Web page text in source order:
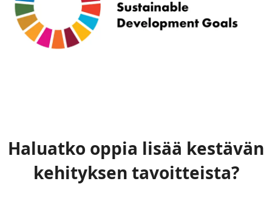
Haluatko oppia lisää kestävän
kehityksen tavoitteista?